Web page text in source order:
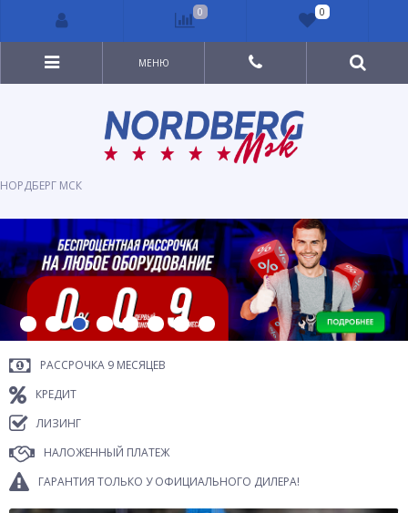
НОРДБЕРГ МСК
МЕНЮ
РАССРОЧКА 9 МЕСЯЦЕВ
КРЕДИТ
ЛИЗИНГ
НАЛОЖЕННЫЙ ПЛАТЕЖ
ГАРАНТИЯ ТОЛЬКО У ОФИЦИАЛЬНОГО ДИЛЕРА!
0 0